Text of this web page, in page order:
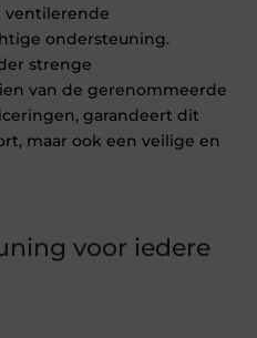
ventilerende
ondersteuning.
strenge
van de gerenommeerde
garandeert dit
maar ook een veilige en
voor iedere